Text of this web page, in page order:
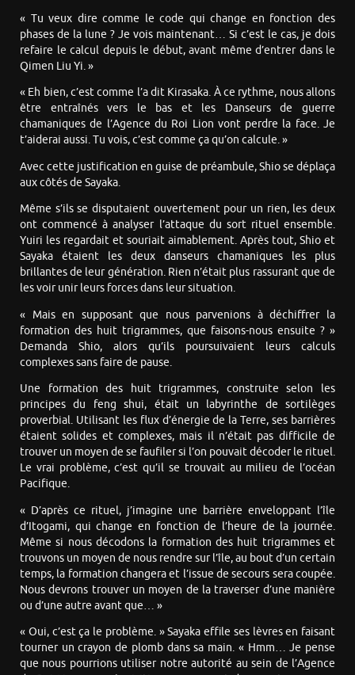
« Tu veux dire comme le code qui change en fonction des
phases de la lune ? Je vois maintenant… Si c’est le cas, je dois
refaire le calcul depuis le début, avant même d’entrer dans le
Qimen Liu Yi. »
« Eh bien, c’est comme l’a dit Kirasaka. À ce rythme, nous allons
être entraînés vers le bas et les Danseurs de guerre
chamaniques de l’Agence du Roi Lion vont perdre la face. Je
t’aiderai aussi. Tu vois, c’est comme ça qu’on calcule. »
Avec cette justification en guise de préambule, Shio se déplaça
aux côtés de Sayaka.
Même s’ils se disputaient ouvertement pour un rien, les deux
ont commencé à analyser l’attaque du sort rituel ensemble.
Yuiri les regardait et souriait aimablement. Après tout, Shio et
Sayaka étaient les deux danseurs chamaniques les plus
brillantes de leur génération. Rien n’était plus rassurant que de
les voir unir leurs forces dans leur situation.
« Mais en supposant que nous parvenions à déchiffrer la
formation des huit trigrammes, que faisons-nous ensuite ? »
Demanda Shio, alors qu’ils poursuivaient leurs calculs
complexes sans faire de pause.
Une formation des huit trigrammes, construite selon les
principes du feng shui, était un labyrinthe de sortilèges
proverbial. Utilisant les flux d’énergie de la Terre, ses barrières
étaient solides et complexes, mais il n’était pas difficile de
trouver un moyen de se faufiler si l’on pouvait décoder le rituel.
Le vrai problème, c’est qu’il se trouvait au milieu de l’océan
Pacifique.
« D’après ce rituel, j’imagine une barrière enveloppant l’île
d’Itogami, qui change en fonction de l’heure de la journée.
Même si nous décodons la formation des huit trigrammes et
trouvons un moyen de nous rendre sur l’île, au bout d’un certain
temps, la formation changera et l’issue de secours sera coupée.
Nous devrons trouver un moyen de la traverser d’une manière
ou d’une autre avant que… »
« Oui, c’est ça le problème. » Sayaka effile ses lèvres en faisant
tourner un crayon de plomb dans sa main. « Hmm… Je pense
que nous pourrions utiliser notre autorité au sein de l’Agence